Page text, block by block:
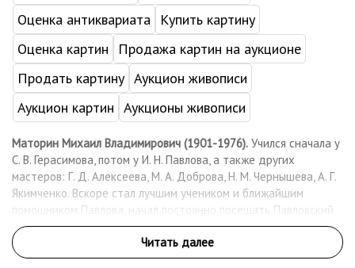
Оценка антиквариата
Купить картину
Оценка картин
Продажа картин на аукционе
Продать картину Аукцион живописи
Аукцион картин Аукционы живописи
Маторин Михаил Владимирович (1901-1976). Учился сначала у
С. В. Герасимова, потом у И. Н. Павлова, а также других
мастеров: Г. Д. Алексеева, М. А. Доброва, Н. М. Чернышева, А. Г.
Якимченко. Вскоре стал лучшим учеником и ближайшим
помощником Павлова, начал постоянно посещать Павловский
«теремок» на Большой Якиманке, где собирались видные
художники-графики. Одновременно занимался в студии В. Д.
Фалилеева при Пролеткульте. На конкурсе Госиздата в 1920